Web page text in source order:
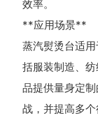
效率。
**应用场景**
蒸汽熨烫台适
括服装制造、
品提供量身定
战，并提高多个